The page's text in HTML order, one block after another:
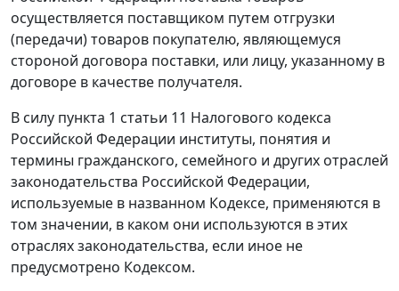
осуществляется поставщиком путем отгрузки
(передачи) товаров покупателю, являющемуся
стороной договора поставки, или лицу, указанному в
договоре в качестве получателя.
В силу пункта 1 статьи 11 Налогового кодекса
Российской Федерации институты, понятия и
термины гражданского, семейного и других отраслей
законодательства Российской Федерации,
используемые в названном Кодексе, применяются в
том значении, в каком они используются в этих
отраслях законодательства, если иное не
предусмотрено Кодексом.